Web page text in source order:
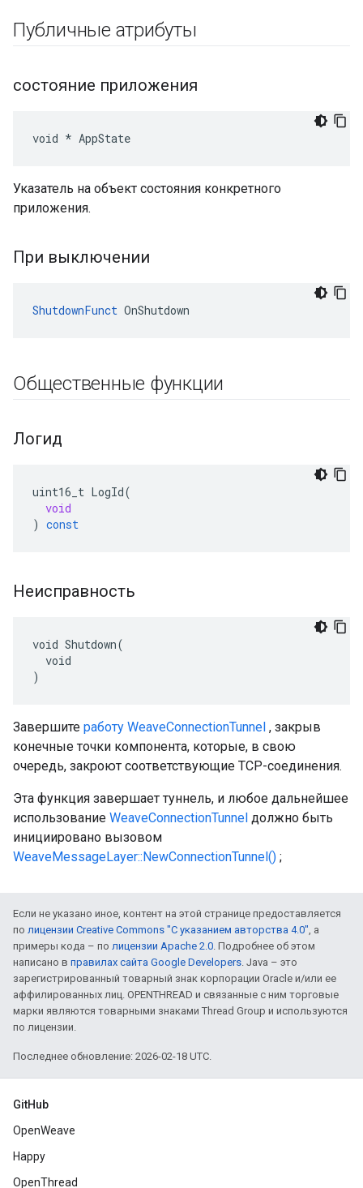
Публичные атрибуты
состояние приложения
void * AppState
Указатель на объект состояния конкретного
приложения.
При выключении
ShutdownFunct OnShutdown
Общественные функции
Логид
uint16_t LogId(
void
) const
Неисправность
void Shutdown(
  void
)
Завершите работу WeaveConnectionTunnel , закрыв
конечные точки компонента, которые, в свою
очередь, закроют соответствующие TCP-соединения.
Эта функция завершает туннель, и любое дальнейшее
использование WeaveConnectionTunnel должно быть
инициировано вызовом
WeaveMessageLayer::NewConnectionTunnel() ;
Если не указано иное, контент на этой странице предоставляется
по лицензии Creative Commons "С указанием авторства 4.0", а
примеры кода – по лицензии Apache 2.0. Подробнее об этом
написано в правилах сайта Google Developers. Java – это
зарегистрированный товарный знак корпорации Oracle и/или ее
аффилированных лиц. OPENTHREAD и связанные с ним торговые
марки являются товарными знаками Thread Group и используются
по лицензии.
Последнее обновление: 2026-02-18 UTC.
GitHub
OpenWeave
Happy
OpenThread